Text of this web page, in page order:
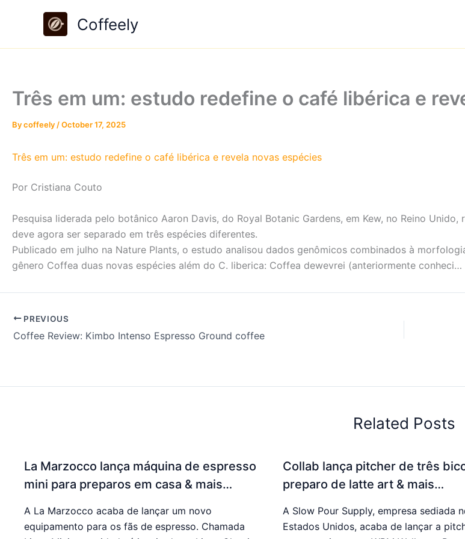
Coffeely
Três em um: estudo redefine o café libérica e
Bycoffeely /October 17, 2025
Três em um: estudo redefine o café libérica e revela novas espécies
Por Cristiana Couto
Pesquisa liderada pelo botânico Aaron Davis, do Royal Botanic Gardens, em Kew, no Reino
deve agora ser separado em três espécies diferentes.
Publicado em julho na Nature Plants, o estudo analisou dados genômicos combinados à
gênero Coffea duas novas espécies além do C. liberica: Coffea dewevrei (anteriormente conheci…
PREVIOUS
Coffee Review: Kimbo Intenso Espresso Ground coffee
Related Posts
La Marzocco lança máquina de espresso
mini para preparos em casa & mais…
A La Marzocco acaba de lançar um novo
equipamento para os fãs de espresso. Chamada
Collab lança pitcher de três
preparo de latte art & mais…
A Slow Pour Supply, empresa sediada
Estados Unidos, acaba de lançar a